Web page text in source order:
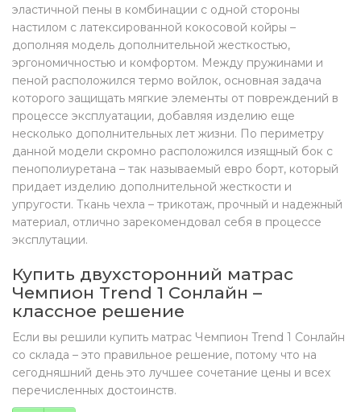
эластичной пены в комбинации с одной стороны
настилом с латексированной кокосовой койры –
дополняя модель дополнительной жесткостью,
эргономичностью и комфортом. Между пружинами и
пеной расположился термо войлок, основная задача
которого защищать мягкие элементы от повреждений в
процессе эксплуатации, добавляя изделию еще
несколько дополнительных лет жизни. По периметру
данной модели скромно расположился изящный бок с
пенополиуретана – так называемый евро борт, который
придает изделию дополнительной жесткости и
упругости. Ткань чехла – трикотаж, прочный и надежный
материал, отлично зарекомендовал себя в процессе
эксплутации.
Купить двухсторонний матрас
Чемпион Trend 1 Сонлайн –
классное решение
Если вы решили купить матрас Чемпион Trend 1 Сонлайн
со склада – это правильное решение, потому что на
сегодняшний день это лучшее сочетание цены и всех
перечисленных достоинств.